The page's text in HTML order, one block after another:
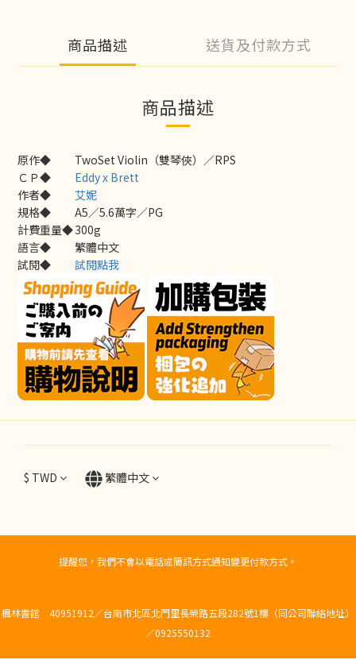
商品描述 送貨及付款方式
商品描述
原作◆
TwoSet Violin（雙琴俠）／RPS
ＣＰ◆
Eddy x Brett
作者◆
艾妮
規格◆
A5／5.6萬字／PG
計費重量◆300g
語言◆
繁體中文
試閱◆
試閱點我
$ TWD 繁體中文
提醒您，我們不會以電話或簡訊方式通知變更付款方式。
楓林書館 40951912／台南市北區北門里長榮路五段282號1樓（同公司聯絡地址）
／0925550132